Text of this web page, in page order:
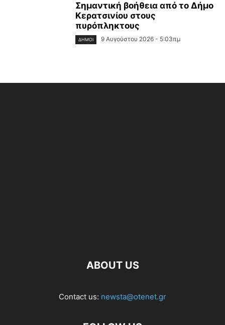
Σημαντική βοήθεια από το Δήμο
Κερατσινίου στους
πυρόπληκτους
ΔΉΜΟΙ 9 Αυγούστου 2026 - 5:03πμ
ABOUT US
Contact us: newsta@otenet.gr